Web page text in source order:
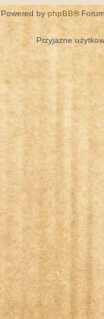
Powered by phpBB®
Przyjazne